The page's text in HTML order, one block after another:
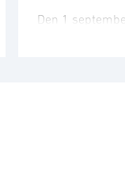
och
Den 1